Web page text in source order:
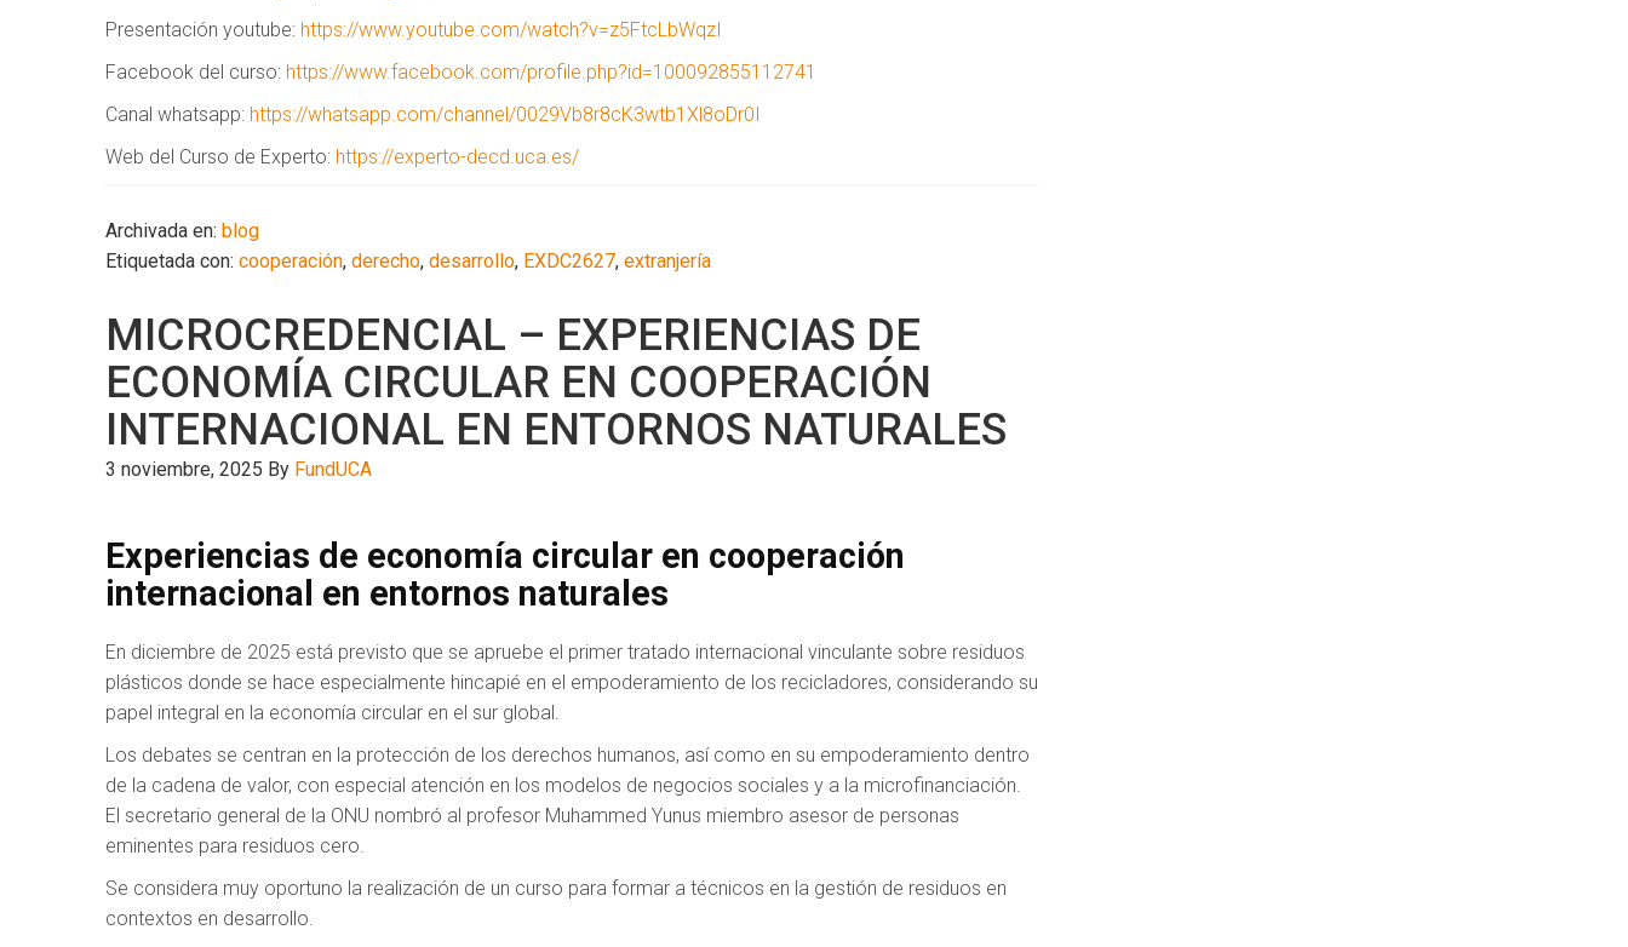
Presentación youtube: https://www.youtube.com/watch?v=z5FtcLbWqzI
Facebook del curso: https://www.facebook.com/profile.php?id=100092855112741
Canal whatsapp: https://whatsapp.com/channel/0029Vb8r8cK3wtb1Xl8oDr0I
Web del Curso de Experto: https://experto-decd.uca.es/
Archivada en: blog
Etiquetada con: cooperación, derecho, desarrollo, EXDC2627, extranjería
MICROCREDENCIAL – EXPERIENCIAS DE
ECONOMÍA CIRCULAR EN COOPERACIÓN
INTERNACIONAL EN ENTORNOS NATURALES
3 noviembre, 2025 By FundUCA
Experiencias de economía circular en cooperación
internacional en entornos naturales
En diciembre de 2025 está previsto que se apruebe el primer tratado internacional vinculante sobre residuos
plásticos donde se hace especialmente hincapié en el empoderamiento de los recicladores, considerando su
papel integral en la economía circular en el sur global.
Los debates se centran en la protección de los derechos humanos, así como en su empoderamiento dentro
de la cadena de valor, con especial atención en los modelos de negocios sociales y a la microfinanciación.
El secretario general de la ONU nombró al profesor Muhammed Yunus miembro asesor de personas
eminentes para residuos cero.
Se considera muy oportuno la realización de un curso para formar a técnicos en la gestión de residuos en
contextos en desarrollo.